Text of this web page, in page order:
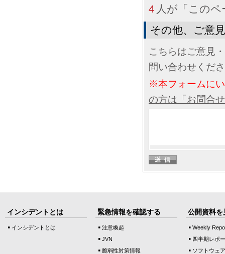
4 人が「この
その他、ご意
こちらはご意見
問い合わせくだ
※本フォームに
の方は「お問合
インシデントとは
インシデントとは
緊急情報を確認する
注意喚起
JVN
脆弱性対策情報
公開資料を
Weekly
四半期レポ
ソフトウェ